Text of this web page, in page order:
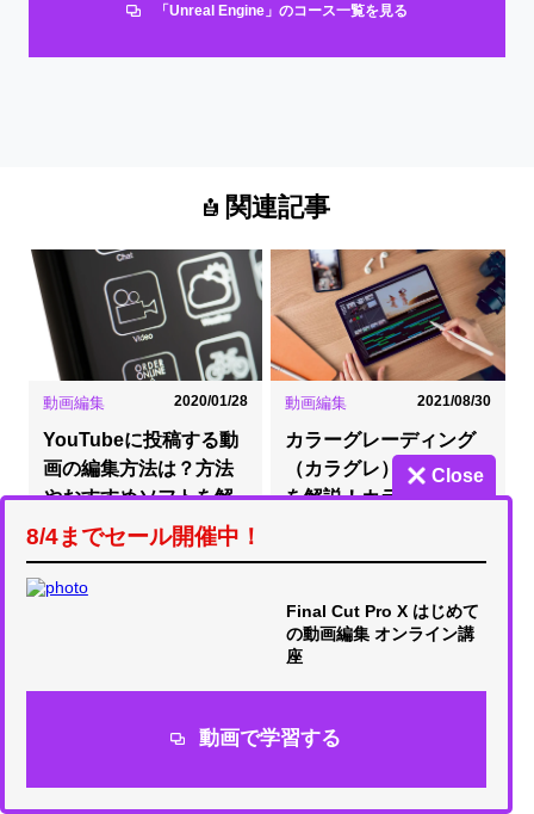
「Unreal Engine」のコース一覧を見る
関連記事
動画編集 2020/01/28
YouTubeに投稿する動
画の編集方法は？方法
やおすすめソフトを解
説
動画編集 2021/08/30
カラーグレーディング
（カラグレ）のやり方
を解説！カラコレとの
2026/07/30
動画編集アプリCapCut
動画編集
動画編集は副業にでき
Close
8/4までセール開催中！
Final Cut Pro X はじめて
の動画編集 オンライン講
座
動画で学習する